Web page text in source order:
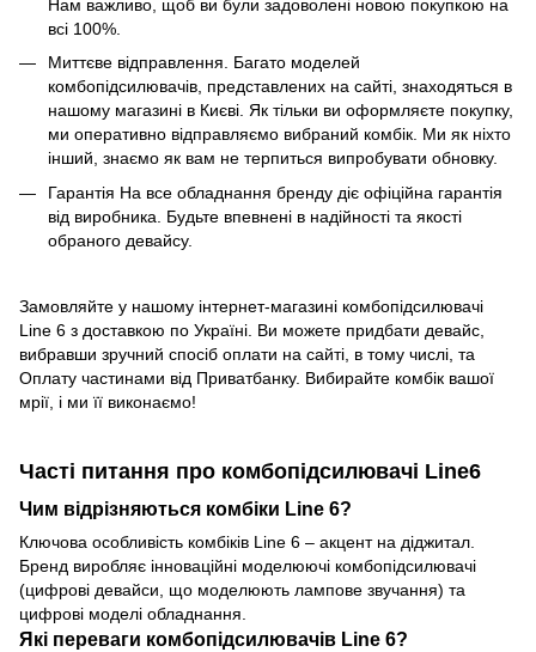
Нам важливо, щоб ви були задоволені новою покупкою на
всі 100%.
Миттєве відправлення. Багато моделей
комбопідсилювачів, представлених на сайті, знаходяться в
нашому магазині в Києві. Як тільки ви оформляєте покупку,
ми оперативно відправляємо вибраний комбік. Ми як ніхто
інший, знаємо як вам не терпиться випробувати обновку.
Гарантія На все обладнання бренду діє офіційна гарантія
від виробника. Будьте впевнені в надійності та якості
обраного девайсу.
Замовляйте у нашому інтернет-магазині комбопідсилювачі
Line 6 з доставкою по Україні. Ви можете придбати девайс,
вибравши зручний спосіб оплати на сайті, в тому числі, та
Оплату частинами від Приватбанку. Вибирайте комбік вашої
мрії, і ми її виконаємо!
Часті питання про комбопідсилювачі Line6
Чим відрізняються комбіки Line 6?
Ключова особливість комбіків Line 6 – акцент на діджитал.
Бренд виробляє інноваційні моделюючі комбопідсилювачі
(цифрові девайси, що моделюють лампове звучання) та
цифрові моделі обладнання.
Які переваги комбопідсилювачів Line 6?